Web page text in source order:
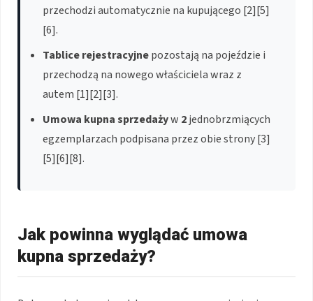
przechodzi automatycznie na kupującego [2][5]
[6].
Tablice rejestracyjnepozostają na pojeździe i
przechodzą na nowego właściciela wraz z
autem [1][2][3].
Umowa kupna sprzedażyw 2jednobrzmiących
egzemplarzach podpisana przez obie strony [3]
[5][6][8].
Jak powinna wyglądać umowa
kupna sprzedaży?